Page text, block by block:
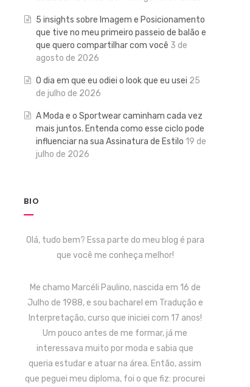
5 insights sobre Imagem e Posicionamento
que tive no meu primeiro passeio de balão e
que quero compartilhar com você 3 de
agosto de 2026
O dia em que eu odiei o look que eu usei 25
de julho de 2026
A Moda e o Sportwear caminham cada vez
mais juntos. Entenda como esse ciclo pode
influenciar na sua Assinatura de Estilo 19 de
julho de 2026
BIO
Olá, tudo bem? Essa parte do meu blog é para
que você me conheça melhor!
Me chamo Marcéli Paulino, nascida em 16 de
Julho de 1988, e sou bacharel em Tradução e
Interpretação, curso que iniciei com 17 anos!
Um pouco antes de me formar, já me
interessava muito por moda e sabia que
queria estudar e atuar na área. Então, assim
que peguei meu diploma, foi o que fiz: procurei